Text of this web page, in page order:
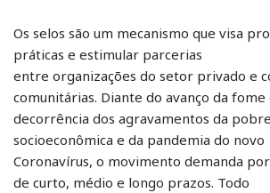
Os selos são um mecanismo que visa
práticas e estimular parcerias
entre organizações do setor privado e
comunitárias. Diante do avanço da fome
decorrência dos agravamentos da
socioeconômica e da pandemia do novo
Coronavírus, o movimento demanda
de curto, médio e longo prazos. Todo